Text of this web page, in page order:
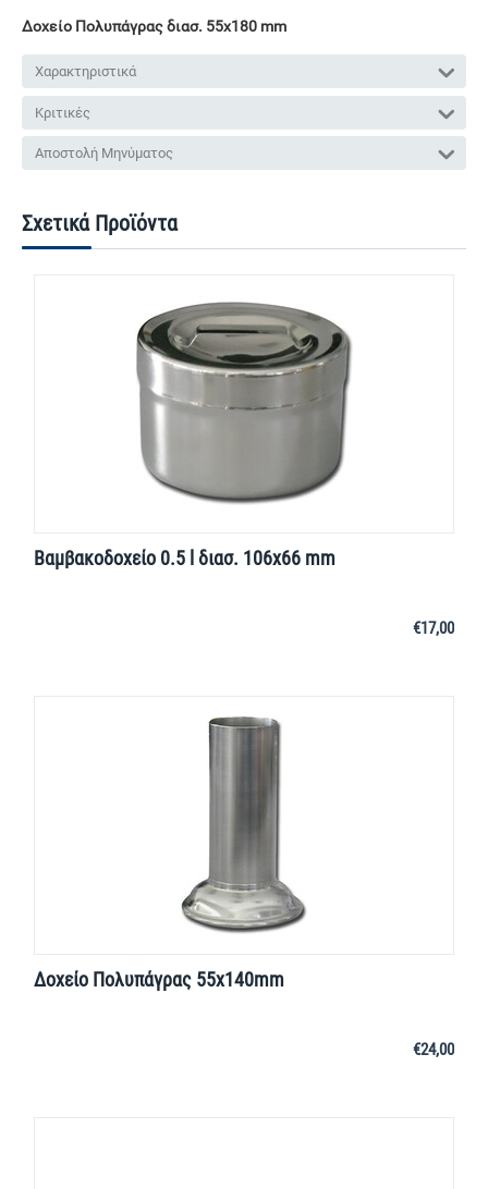
Δοχείο Πολυπάγρας διασ. 55x180 mm
Χαρακτηριστικά
Κριτικές
Αποστολή Μηνύματος
Σχετικά Προϊόντα
Βαμβακοδοχείο 0.5 l διασ. 106x66 mm
€17,00
Δοχείο Πολυπάγρας 55x140mm
€24,00